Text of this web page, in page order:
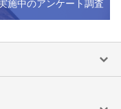
施中のアンケート調査